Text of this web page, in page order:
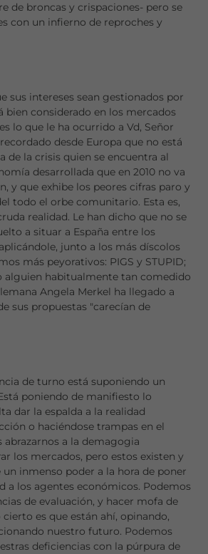
de broncas y crispaciones- pero se
con un infierno de reproches y
sus intereses sean gestionados por
bien considerado en los mercados
lo que le ha ocurrido a Vd, Señor
desde Europa que no está
de la crisis quien se encuentra al
desarrollada que en 2010 no va
y que exhibe los peores cifras paro y
todo el orbe comunitario. Esta es,
realidad. Le han dicho que no se
a situar a España entre los
junto a los más díscolos
más peyorativos: PIGS y STUPID;
alguien habitualmente tan comedido
Angela Merkel ha llegado a
sus propuestas "carecían de
de turno está suponiendo un
poniendo de manifiesto lo
dar la espalda a la realidad
o haciéndose trampas en el
a la demagogia
los mercados, pero estos existen y
inmenso poder a la hora de poner
a los agentes económicos. Podemos
de evaluación, y hacer mofa de
es que están ahí, opinando,
nuestro futuro. Podemos
deficiencias con la púrpura de